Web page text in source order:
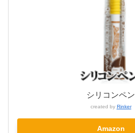
シリコンペン
created by Rinker
Amazon